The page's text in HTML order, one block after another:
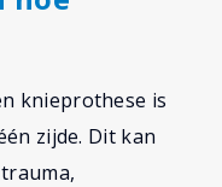
knieprothese is
zijde. Dit kan